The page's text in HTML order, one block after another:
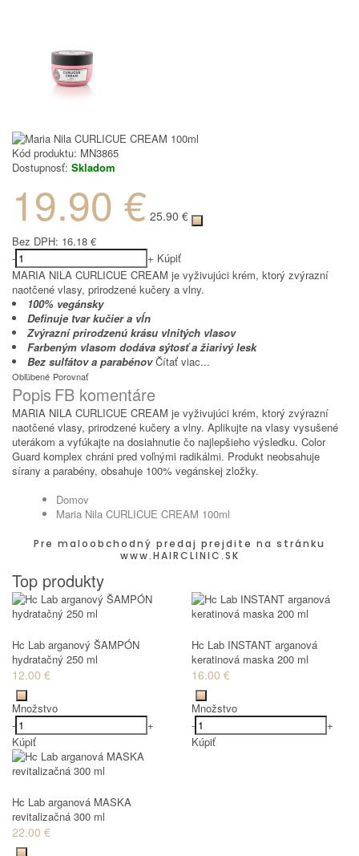
Kód produktu: MN3865
Dostupnosť: Skladom
19.90 € 25.90 €
Bez DPH: 16.18 €
-
+ Kúpiť
MARIA NILA CURLICUE CREAM je vyživujúci krém, ktorý zvýrazní
naotčené vlasy, prirodzené kučery a vlny.
100% vegánsky
Definuje tvar kučier a vĺn
Zvýrazní prirodzenú krásu vlnitých vlasov
Farbeným vlasom dodáva sýtosť a žiarivý lesk
Bez sulfátov a parabénov Čítať viac...
Obľúbené Porovnať
Popis FB komentáre
MARIA NILA CURLICUE CREAM je vyživujúci krém, ktorý zvýrazní
naotčené vlasy, prirodzené kučery a vlny. Aplikujte na vlasy vysušené
uterákom a vyfúkajte na dosiahnutie čo najlepšieho výsledku. Color
Guard komplex chráni pred voľnými radikálmi. Produkt neobsahuje
sírany a parabény, obsahuje 100% vegánskej zložky.
Domov
Maria Nila CURLICUE CREAM 100ml
Pre maloobchodný predaj prejdite na stránku
www.HAIRCLINIC.SK
Top produkty
Hc Lab arganový ŠAMPÓN
hydratačný 250 ml
12.00 €
Množstvo
-
+
Kúpiť
Hc Lab INSTANT arganová
keratinová maska 200 ml
16.00 €
Množstvo
-
+
Kúpiť
Hc Lab arganová MASKA
revitalizačná 300 ml
22.00 €